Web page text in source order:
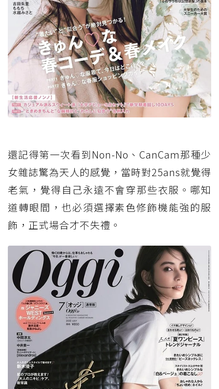
還記得第一次看到Non-No、CanCam那種少
女雜誌驚為天人的感覺，當時對25ans就覺得
老氣，覺得自己永遠不會穿那些衣服。哪知
道轉眼間，也必須選擇素色修飾機能強的服
飾，正式場合才不失禮。